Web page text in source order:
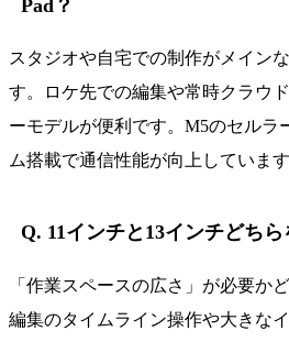
Pad？
スタジオや自宅での制作がメイン
す。ロケ先での編集や常時クラウ
ーモデルが便利です。M5のセルラ
ム搭載で通信性能が向上しています
Q. 11インチと13インチどちら
「作業スペースの広さ」が必要か
編集のタイムライン操作や大きな